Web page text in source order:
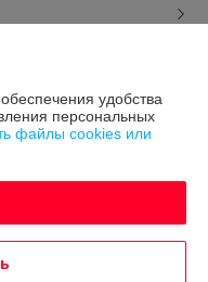
удобства
персональных
файлы cookies или